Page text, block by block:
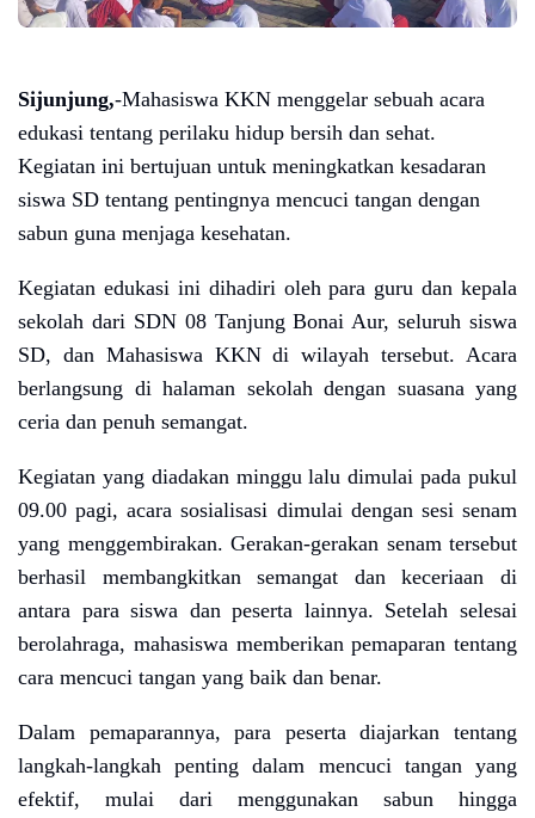
Sijunjung,-Mahasiswa KKN menggelar sebuah acara
edukasi tentang perilaku hidup bersih dan sehat.
Kegiatan ini bertujuan untuk meningkatkan kesadaran
siswa SD tentang pentingnya mencuci tangan dengan
sabun guna menjaga kesehatan.
Kegiatan edukasi ini dihadiri oleh para guru dan kepala
sekolah dari SDN 08 Tanjung Bonai Aur, seluruh siswa
SD, dan Mahasiswa KKN di wilayah tersebut. Acara
berlangsung di halaman sekolah dengan suasana yang
ceria dan penuh semangat.
Kegiatan yang diadakan minggu lalu dimulai pada pukul
09.00 pagi, acara sosialisasi dimulai dengan sesi senam
yang menggembirakan. Gerakan-gerakan senam tersebut
berhasil membangkitkan semangat dan keceriaan di
antara para siswa dan peserta lainnya. Setelah selesai
berolahraga, mahasiswa memberikan pemaparan tentang
cara mencuci tangan yang baik dan benar.
Dalam pemaparannya, para peserta diajarkan tentang
langkah-langkah penting dalam mencuci tangan yang
efektif, mulai dari menggunakan sabun hingga